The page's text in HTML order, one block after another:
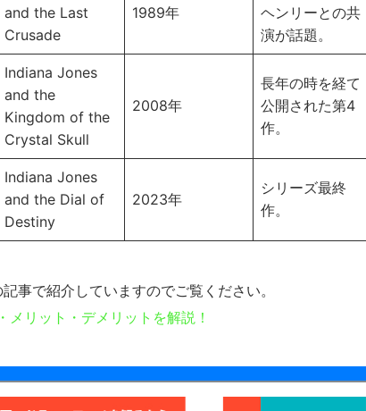
and the Last
Crusade
1989年
ヘンリーとの共
演が話題。
Indiana Jones
and the
Kingdom of the
Crystal Skull
2008年
長年の時を経て
公開された第4
作。
Indiana Jones
and the Dial of
Destiny
2023年
シリーズ最終
作。
事で紹介していますのでご覧ください。
リット・デメリットを解説！